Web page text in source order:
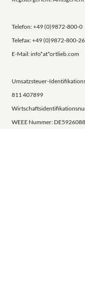
Telefon: +49 (0)9872-800-0
Telefax: +49 (0)9872-800-
E-Mail: info*at*ortlieb.com
Umsatzsteuer-
811 407899
WEEE Nummer: